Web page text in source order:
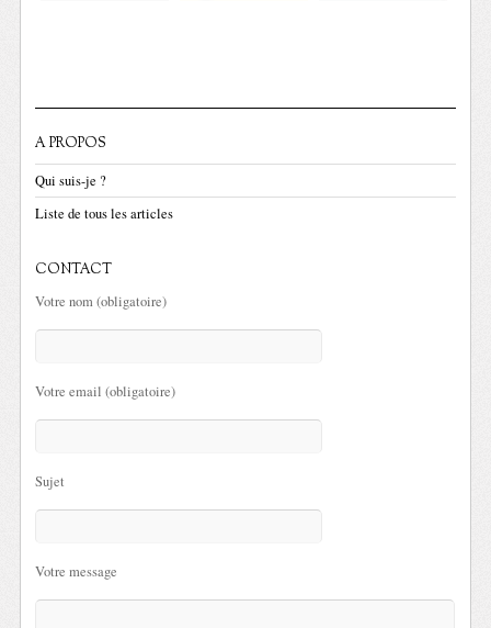
A PROPOS
Qui suis-je ?
Liste de tous les articles
CONTACT
Votre nom (obligatoire)
Votre email (obligatoire)
Sujet
Votre message